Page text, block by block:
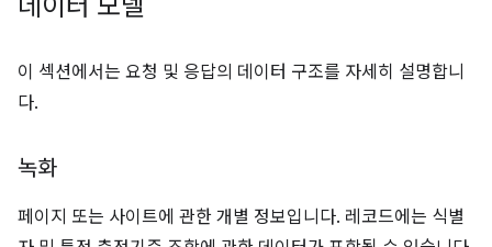
데이터 모델
이 섹션에서는 요청 및 응답의 데이터 구조를 자세히 설명합니
다.
녹화
페이지 또는 사이트에 관한 개별 정보입니다. 레코드에는 식별